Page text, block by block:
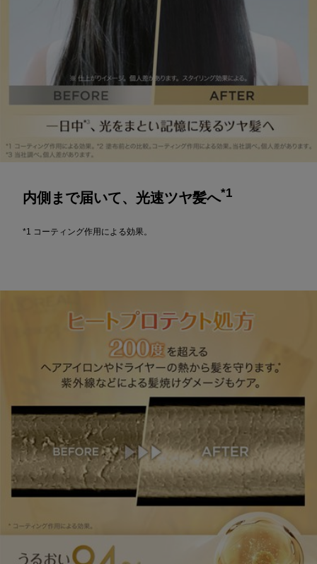
内側まで届いて、光速ツヤ髪へ*1
*1 コーティング作用による効果。